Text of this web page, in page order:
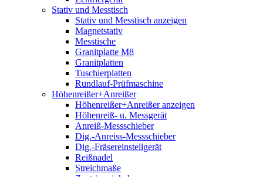
Stativ und Messtisch
Stativ und Messtisch anzeigen
Magnetstativ
Messtische
Granitplatte M8
Granitplatten
Tuschierplatten
Rundlauf-Prüfmaschine
Höhenreißer+Anreißer
Höhenreißer+Anreißer anzeigen
Höhenreiß- u. Messgerät
Anreiß-Messschieber
Dig.-Anreiss-Messschieber
Dig.-Fräsereinstellgerät
Reißnadel
Streichmaße